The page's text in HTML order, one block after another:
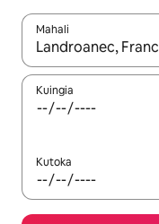
Mahali
Wakati matokeo
Kuingia
Kutoka